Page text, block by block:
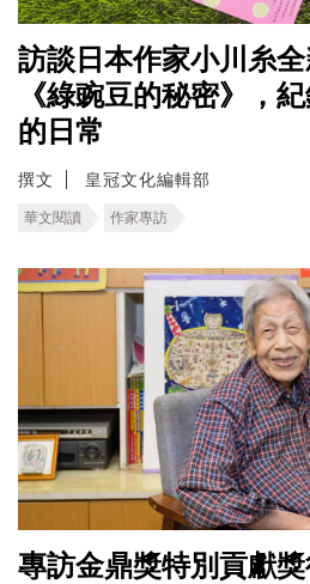
訪談日本作家小川糸
《綠豌豆的秘密》，
的日常
撰文 皇冠文化編輯部
華文閱讀 作家專訪
專訪金鼎獎特別貢獻